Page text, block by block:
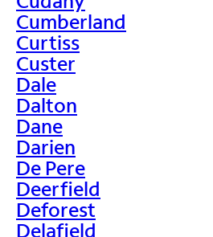
Cumberland
Curtiss
Custer
Dale
Dalton
Dane
Darien
De Pere
Deerfield
Deforest
Delafield